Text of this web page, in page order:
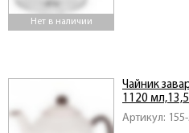
Нет в наличии
Артикул:
Чайник
1120